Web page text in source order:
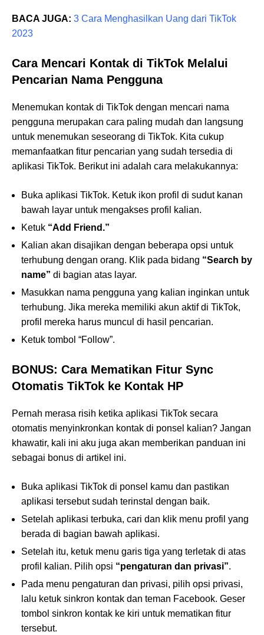
BACA JUGA: 3 Cara Menghasilkan Uang dari TikTok
2023
Cara Mencari Kontak di TikTok Melalui
Pencarian Nama Pengguna
Menemukan kontak di TikTok dengan mencari nama
pengguna merupakan cara paling mudah dan langsung
untuk menemukan seseorang di TikTok. Kita cukup
memanfaatkan fitur pencarian yang sudah tersedia di
aplikasi TikTok. Berikut ini adalah cara melakukannya:
Buka aplikasi TikTok. Ketuk ikon profil di sudut kanan
bawah layar untuk mengakses profil kalian.
Ketuk “Add Friend.”
Kalian akan disajikan dengan beberapa opsi untuk
terhubung dengan orang. Klik pada bidang “Search by
name” di bagian atas layar.
Masukkan nama pengguna yang kalian inginkan untuk
terhubung. Jika mereka memiliki akun aktif di TikTok,
profil mereka harus muncul di hasil pencarian.
Ketuk tombol “Follow”.
BONUS: Cara Mematikan Fitur Sync
Otomatis TikTok ke Kontak HP
Pernah merasa risih ketika aplikasi TikTok secara
otomatis menyinkronkan kontak di ponsel kalian? Jangan
khawatir, kali ini aku juga akan memberikan panduan ini
sebagai bonus di artikel ini.
Buka aplikasi TikTok di ponsel kamu dan pastikan
aplikasi tersebut sudah terinstal dengan baik.
Setelah aplikasi terbuka, cari dan klik menu profil yang
berada di bagian bawah aplikasi.
Setelah itu, ketuk menu garis tiga yang terletak di atas
profil kalian. Pilih opsi “pengaturan dan privasi”.
Pada menu pengaturan dan privasi, pilih opsi privasi,
lalu ketuk sinkron kontak dan teman Facebook. Geser
tombol sinkron kontak ke kiri untuk mematikan fitur
tersebut.